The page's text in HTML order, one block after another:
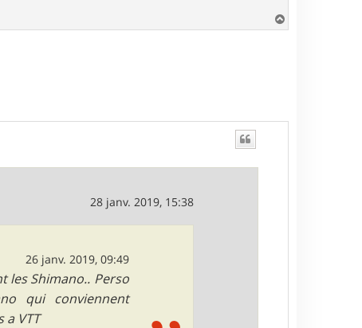
a
28 janv. 2019, 15:38
26 janv. 2019, 09:49
les Shimano.. Perso
qui conviennent
a VTT